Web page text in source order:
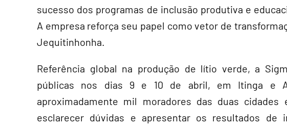
sucesso dos programas de inclusão produtiva e
A empresa reforça seu papel como vetor de
Jequitinhonha.
Referência global na produção de lítio verde, a
públicas nos dias 9 e 10 de abril, em Itinga e
aproximadamente mil moradores das duas
esclarecer dúvidas e apresentar os resultados de